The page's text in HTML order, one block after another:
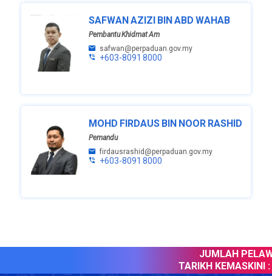
SAFWAN AZIZI BIN ABD WAHAB
Pembantu Khidmat Am
safwan@perpaduan.gov.my
+603-8091 8000
MOHD FIRDAUS BIN NOOR RASHID
Pemandu
firdausrashid@perpaduan.gov.my
+603-8091 8000
JUMLAH
TARIKH KEMASKINI :